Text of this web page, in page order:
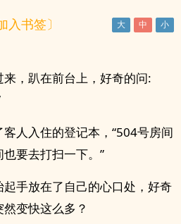
入书签〕
，趴在前台上，好奇的问:
人入住的登记本，“504号房间
要去打扫一下。”
手放在了自己的心口处，好奇
变快这么多？